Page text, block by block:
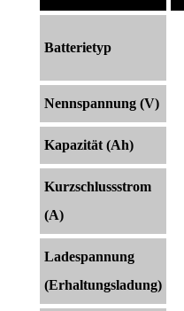
Batterietyp
Nennspannung (V)
Kapazität (Ah)
Kurzschlussstrom
(A)
Ladespannung
(Erhaltungsladung)